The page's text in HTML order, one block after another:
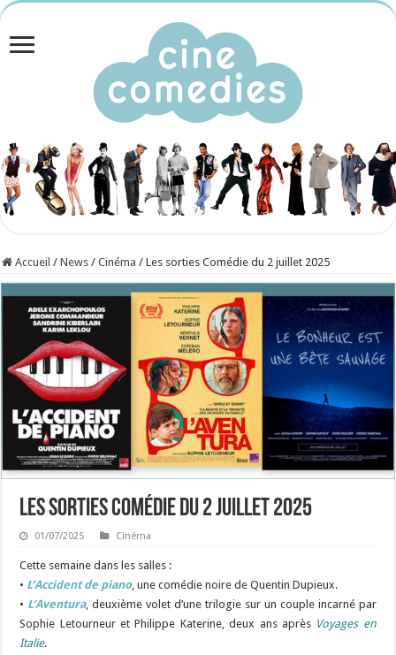
Accueil / News / Cinéma / Les sorties Comédie du 2 juillet 2025
Les sorties Comédie du 2 juillet 2025
01/07/2025 Cinéma
Cette semaine dans les salles :
• L’Accident de piano, une comédie noire de Quentin Dupieux.
• L’Aventura, deuxième volet d’une trilogie sur un couple incarné par
Sophie Letourneur et Philippe Katerine, deux ans après Voyages en
Italie.